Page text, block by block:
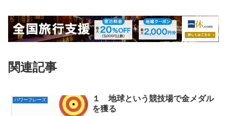
関連記事
パワーフレーズ
１ 地球という競技場で金メダル
を獲る